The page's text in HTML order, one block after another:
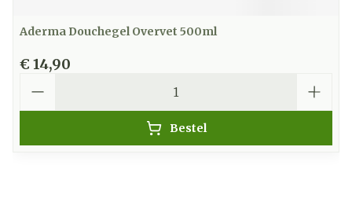
Aderma Douchegel Overvet 500ml
€ 14,90
Bestel